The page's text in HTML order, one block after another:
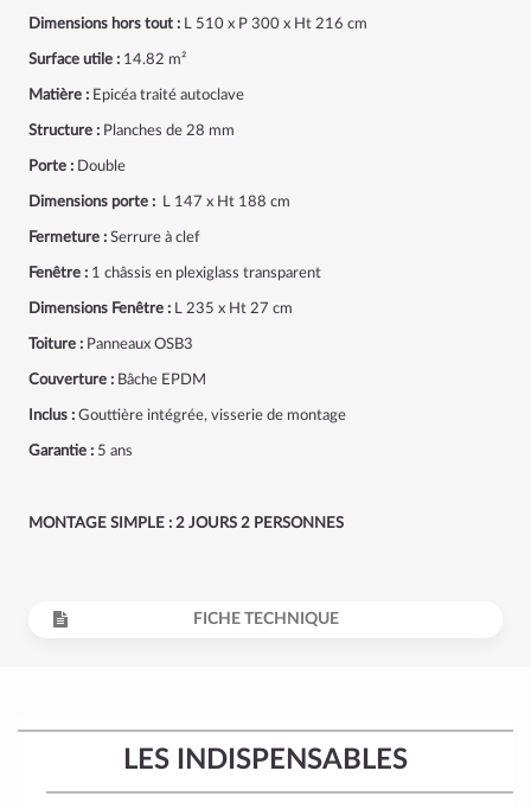
Dimensions hors tout : L 510 x P 300 x Ht 216 cm
Surface utile : 14.82 m²
Matière : Epicéa traité autoclave
Structure : Planches de 28 mm
Porte : Double
Dimensions porte : L 147 x Ht 188 cm
Fermeture : Serrure à clef
Fenêtre : 1 châssis en plexiglass transparent
Dimensions Fenêtre : L 235 x Ht 27 cm
Toiture : Panneaux OSB3
Couverture : Bâche EPDM
Inclus : Gouttière intégrée, visserie de montage
Garantie : 5 ans
MONTAGE SIMPLE : 2 JOURS 2 PERSONNES
FICHE TECHNIQUE
LES INDISPENSABLES